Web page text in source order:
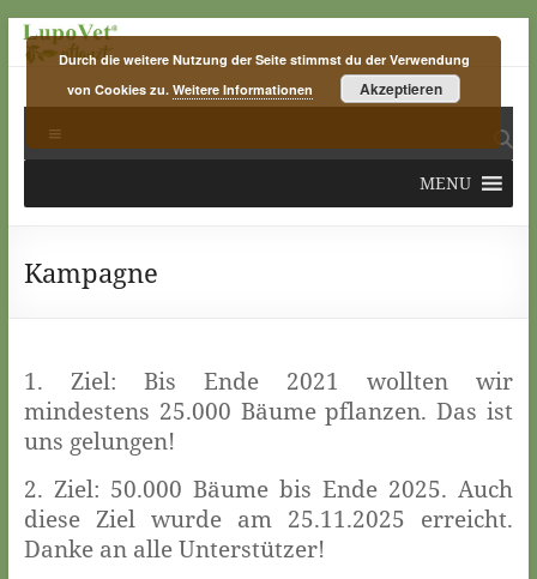
Skip
LupoVet
pflanzt
plants
planet
MENU
Kampagne
1. Ziel: Bis Ende 2021 wollten wir
mindestens 25.000 Bäume pflanzen. Das ist
uns gelungen!
2. Ziel: 50.000 Bäume bis Ende 2025. Auch
diese Ziel wurde am 25.11.2025 erreicht.
Danke an alle Unterstützer!
Durch die weitere Nutzung der Seite stimmst du der Verwendung
von Cookies zu.Weitere Informationen Akzeptieren